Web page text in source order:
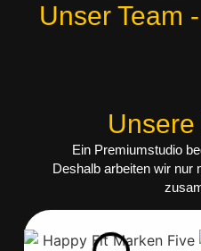
Unser Team
Ein Premiumstudio
Deshalb arbeiten wir nur